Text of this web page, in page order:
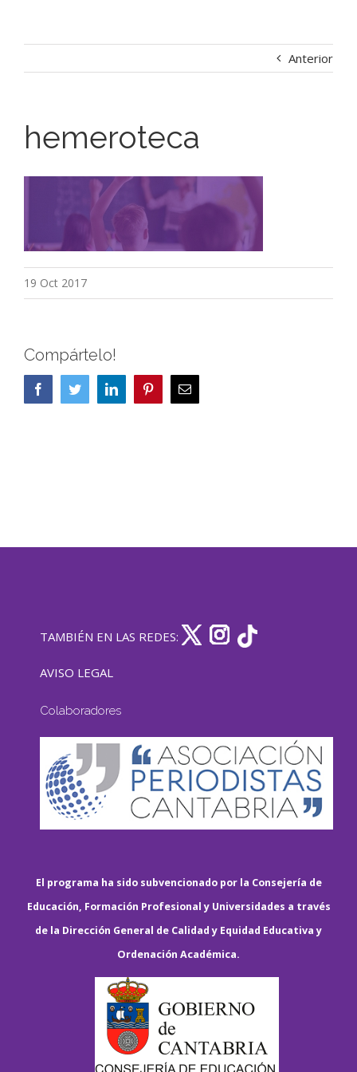
Anterior
hemeroteca
19 Oct 2017
Compártelo!
FacebookTwitterLinkedIn PinterestCorreo
electrónico
TAMBIÉN EN LAS REDES:
AVISO LEGAL
Colaboradores
El programa ha sido subvencionado por la Consejería de
Educación, Formación Profesional y Universidades a través
de la Dirección General de Calidad y Equidad Educativa y
Ordenación Académica.